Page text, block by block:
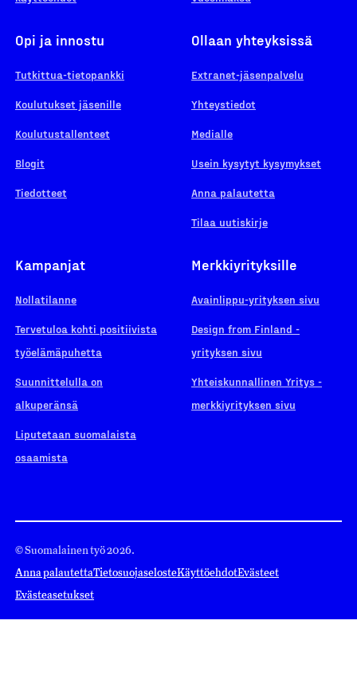
Opi ja innostu
Tutkittua-tietopankki
Koulutukset jäsenille
Koulutustallenteet
Blogit
Tiedotteet
Ollaan yhteyksissä
Extranet-jäsenpalvelu
Yhteystiedot
Medialle
Usein kysytyt kysymykset
Anna palautetta
Tilaa uutiskirje
Kampanjat
Nollatilanne
Tervetuloa kohti positiivista
työelämäpuhetta
Suunnittelulla on
alkuperänsä
Liputetaan suomalaista
osaamista
Merkkiyrityksille
Avainlippu-yrityksen sivu
Design from Finland -
yrityksen sivu
Yhteiskunnallinen Yritys -
merkkiyrityksen sivu
© Suomalainen työ 2026.
Anna palautettaTietosuojaselosteKäyttöehdotEvästeet
Evästeasetukset